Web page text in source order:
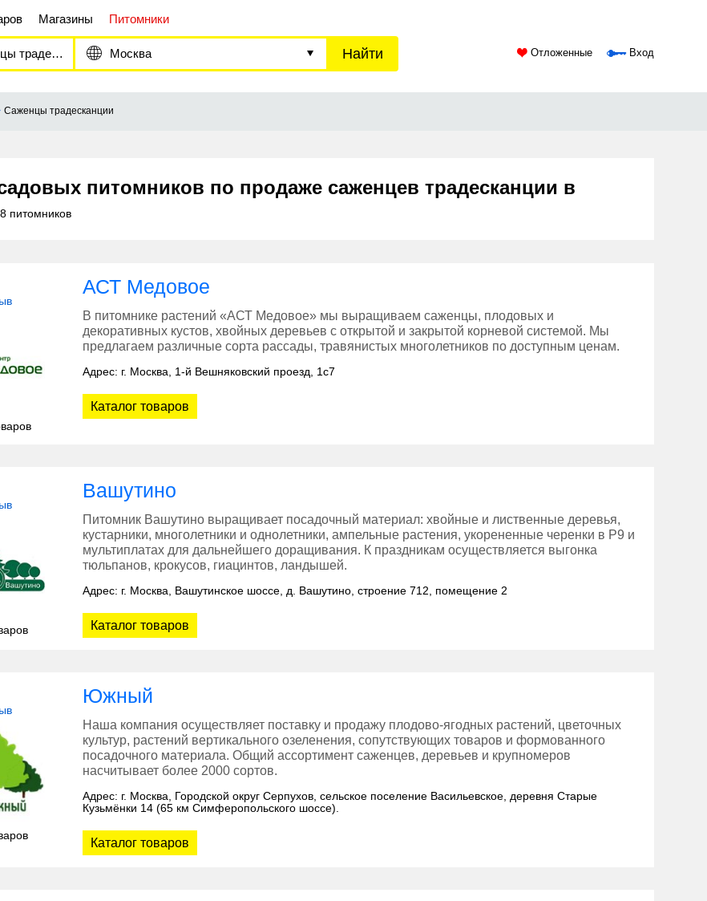
Магазины Питомники
Москва Найти Отложенные Вход
Саженцы традесканции
питомников по продаже саженцев традесканции в
питомников
АСТ Медовое
В питомнике растений «АСТ Медовое» мы выращиваем саженцы, плодовых и
декоративных кустов, хвойных деревьев с открытой и закрытой корневой системой. Мы
предлагаем различные сорта рассады, травянистых многолетников по доступным ценам.
Адрес: г. Москва, 1-й Вешняковский проезд, 1с7
Каталог товаров
Вашутино
Питомник Вашутино выращивает посадочный материал: хвойные и лиственные деревья,
кустарники, многолетники и однолетники, ампельные растения, укорененные черенки в Р9 и
мультиплатах для дальнейшего доращивания. К праздникам осуществляется выгонка
тюльпанов, крокусов, гиацинтов, ландышей.
Адрес: г. Москва, Вашутинское шоссе, д. Вашутино, строение 712, помещение 2
Каталог товаров
Южный
Наша компания осуществляет поставку и продажу плодово-ягодных растений, цветочных
культур, растений вертикального озеленения, сопутствующих товаров и формованного
посадочного материала. Общий ассортимент саженцев, деревьев и крупномеров
насчитывает более 2000 сортов.
Адрес: г. Москва, Городской округ Серпухов, сельское поселение Васильевское, деревня Старые
Кузьмёнки 14 (65 км Симферопольского шоссе).
Каталог товаров